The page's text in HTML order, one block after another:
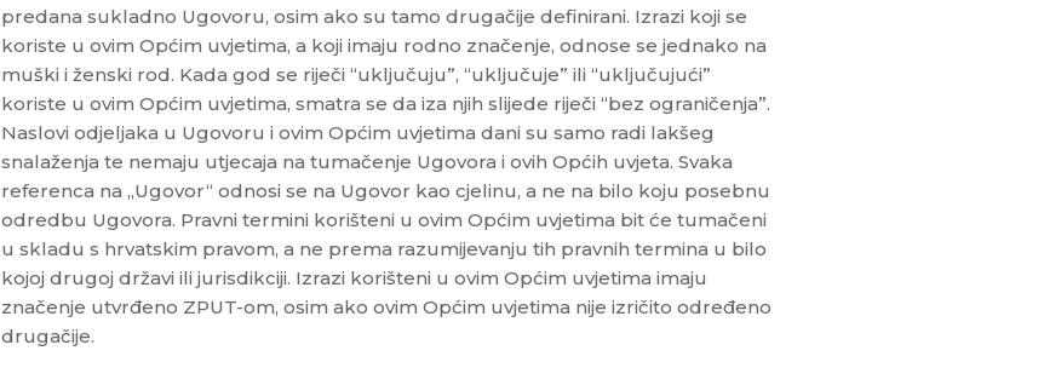
predana sukladno Ugovoru, osim ako su tamo drugačije definirani. Izrazi koji se
koriste u ovim Općim uvjetima, a koji imaju rodno značenje, odnose se jednako na
muški i ženski rod. Kada god se riječi “uključuju”, “uključuje” ili “uključujući”
koriste u ovim Općim uvjetima, smatra se da iza njih slijede riječi “bez ograničenja”.
Naslovi odjeljaka u Ugovoru i ovim Općim uvjetima dani su samo radi lakšeg
snalaženja te nemaju utjecaja na tumačenje Ugovora i ovih Općih uvjeta. Svaka
referenca na „Ugovor“ odnosi se na Ugovor kao cjelinu, a ne na bilo koju posebnu
odredbu Ugovora. Pravni termini korišteni u ovim Općim uvjetima bit će tumačeni
u skladu s hrvatskim pravom, a ne prema razumijevanju tih pravnih termina u bilo
kojoj drugoj državi ili jurisdikciji. Izrazi korišteni u ovim Općim uvjetima imaju
značenje utvrđeno ZPUT-om, osim ako ovim Općim uvjetima nije izričito određeno
drugačije.